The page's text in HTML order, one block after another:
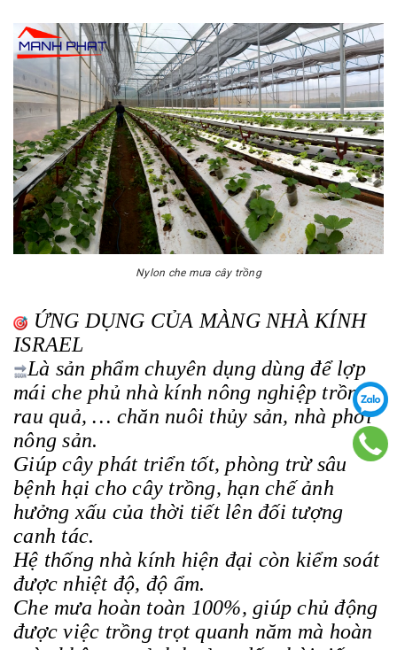
Nylon che mưa cây trồng
ỨNG DỤNG CỦA MÀNG NHÀ KÍNH
ISRAEL
Là sản phẩm chuyên dụng dùng để lợp
mái che phủ nhà kính nông nghiệp trồng
rau quả, … chăn nuôi thủy sản, nhà phơi
nông sản.
Giúp cây phát triển tốt, phòng trừ sâu
bệnh hại cho cây trồng, hạn chế ảnh
hưởng xấu của thời tiết lên đối tượng
canh tác.
Hệ thống nhà kính hiện đại còn kiểm soát
được nhiệt độ, độ ẩm.
Che mưa hoàn toàn 100%, giúp chủ động
được việc trồng trọt quanh năm mà hoàn